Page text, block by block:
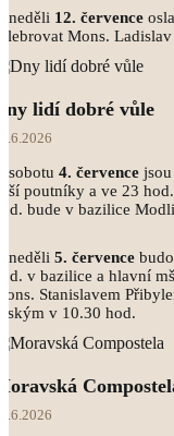
neděli 12. července
Mons.
lidí dobré vůle
sobotu 4. července
poutníky a ve 23
bude v bazilice
neděli 5. července
v bazilice a hlavní
Stanislavem
v 10.30 hod.